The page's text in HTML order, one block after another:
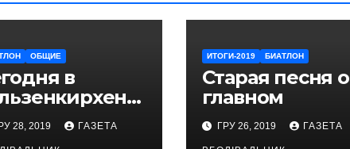
ОБЩИЕ
в
28, 2019 ГАЗЕТА
ИТОГИ-2019 БИАТЛОН
Старая песня о
главном
ГРУ 26, 2019 ГАЗЕТА